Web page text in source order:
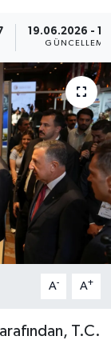
19.06.2026 -
GÜNCELLEME
A- A+
T.C.